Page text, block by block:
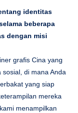
identitas
beberapa
dengan misi
grafis Cina yang
di mana Anda
yang siap
mereka
menampilkan